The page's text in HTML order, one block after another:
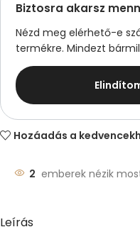
Biztosra akarsz
Nézd meg elérhető-e
termékre. Mindezt
Hozáadás a
2 emberek nézik
Leírás